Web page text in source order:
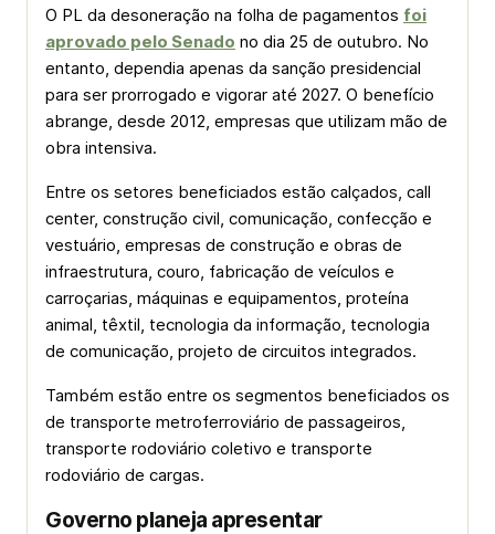
O PL da desoneração na folha de pagamentos foi
aprovado pelo Senado no dia 25 de outubro. No
entanto, dependia apenas da sanção presidencial
para ser prorrogado e vigorar até 2027. O benefício
abrange, desde 2012, empresas que utilizam mão de
obra intensiva.
Entre os setores beneficiados estão calçados, call
center, construção civil, comunicação, confecção e
vestuário, empresas de construção e obras de
infraestrutura, couro, fabricação de veículos e
carroçarias, máquinas e equipamentos, proteína
animal, têxtil, tecnologia da informação, tecnologia
de comunicação, projeto de circuitos integrados.
Também estão entre os segmentos beneficiados os
de transporte metroferroviário de passageiros,
transporte rodoviário coletivo e transporte
rodoviário de cargas.
Governo planeja apresentar